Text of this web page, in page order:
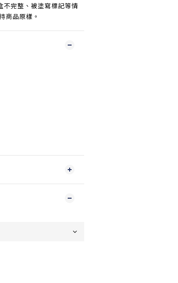
不完整、被塗寫標記等情
商品原樣。